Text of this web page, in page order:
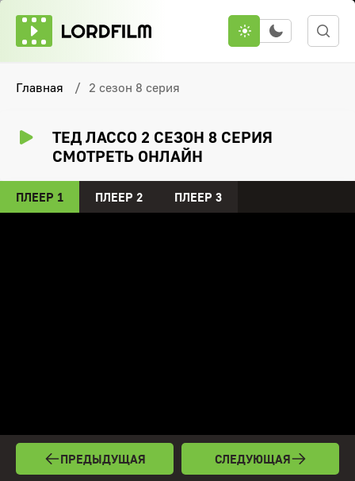
Главная 2 сезон 8 серия
ТЕД ЛАССО 2 СЕЗОН 8 СЕРИЯ
СМОТРЕТЬ ОНЛАЙН
ПЛЕЕР 1 ПЛЕЕР 2 ПЛЕЕР 3
ПРЕДЫДУЩАЯ СЛЕДУЮЩАЯ